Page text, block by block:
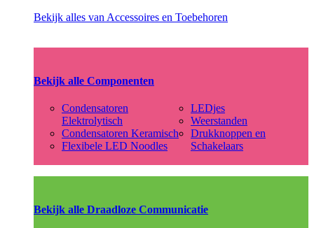
Bekijk alles van Accessoires en Toebehoren
Bekijk alle Componenten
Condensatoren
Elektrolytisch
Condensatoren Keramisch
Flexibele LED Noodles
LEDjes
Weerstanden
Drukknoppen en
Schakelaars
Bekijk alle Draadloze Communicatie